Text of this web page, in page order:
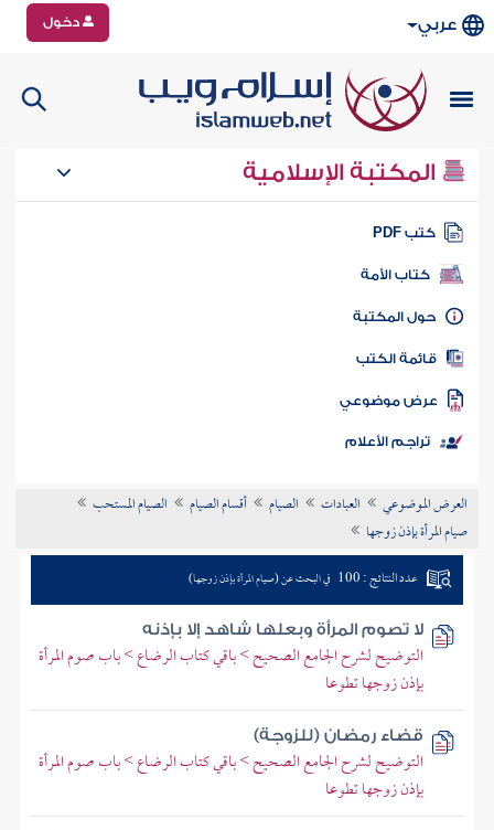
عربي دخول
المكتبة الإسلامية
كتب PDF
كتاب الأمة
المكتبة
الكتب
موضوعي
تراجم الأعلام
العرض الموضوعي العبادات الصيام أقسام الصيام
الصيام المستحب
صيام المرأة بإذن زوجها
عدد النتائج : 100 في البحث عن (صيام المرأة بإذن زوجها)
لا تصوم المرأة وبعلها شاهد إلا بإذنه
التوضيح لشرح الجامع الصحيح > باقي كتاب الرضاع > باب صوم المرأة
بإذن زوجها تطوعا
قضاء رمضان (للزوجة)
التوضيح لشرح الجامع الصحيح > باقي كتاب الرضاع > باب صوم المرأة
بإذن زوجها تطوعا